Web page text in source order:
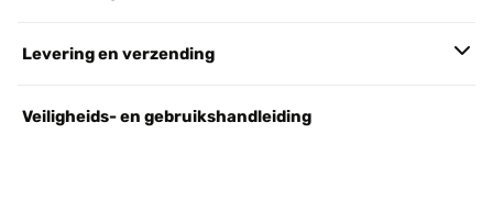
Levering en verzending
Veiligheids- en gebruikshandleiding